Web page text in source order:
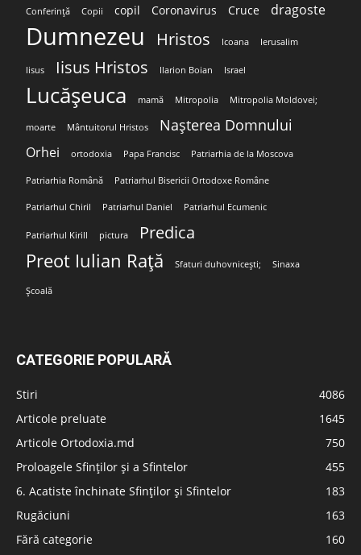
Conferință Copii copil Coronavirus Cruce dragoste
Dumnezeu Hristos Icoana Ierusalim
Iisus Iisus Hristos Ilarion Boian Israel
Lucășeuca mamă Mitropolia Mitropolia Moldovei;
moarte Mântuitorul Hristos Nașterea Domnului
Orhei ortodoxia Papa Francisc Patriarhia de la Moscova
Patriarhia Română Patriarhul Bisericii Ortodoxe Române
Patriarhul Chiril Patriarhul Daniel Patriarhul Ecumenic
Patriarhul Kirill pictura Predica
Preot Iulian Rață Sfaturi duhovnicești; Sinaxa
Școală
CATEGORIE POPULARĂ
Stiri
4086
Articole preluate
1645
Articole Ortodoxia.md
750
Proloagele Sfinților și a Sfintelor
455
6. Acatiste închinate Sfinților și Sfintelor
183
Rugăciuni
163
Fără categorie
160